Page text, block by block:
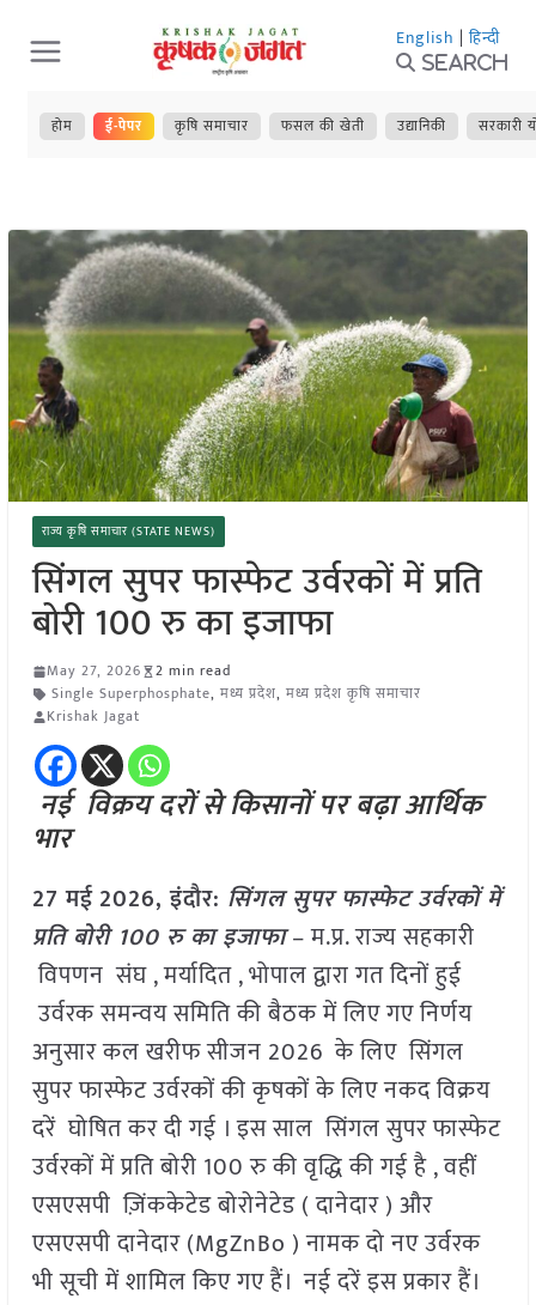
Skip
to
content
English | हिन्दी
Search
होम ई-पेपर कृषि समाचार फसल की खेती उद्यानिकी सरकारी
राज्य कृषि समाचार (STATE NEWS)
सिंगल सुपर फास्फेट उर्वरकों में प्रति
बोरी 100 रु का इजाफा
May 27, 2026
2 min read
Single Superphosphate, मध्य प्रदेश, मध्य प्रदेश कृषि समाचार
Krishak Jagat
नई विक्रय दरों से किसानों पर बढ़ा आर्थिक
भार
27 मई2026,इंदौर: सिंगल सुपर फास्फेट उर्वरकों में
प्रति बोरी 100 रु का इजाफा– म.प्र. राज्य सहकारी
विपणन संघ , मर्यादित , भोपाल द्वारा गत दिनों हुई
उर्वरक समन्वय समिति की बैठक में लिए गए निर्णय
अनुसार कल खरीफ सीजन 2026 के लिए सिंगल
सुपर फास्फेट उर्वरकों की कृषकों के लिए नकद विक्रय
दरें घोषित कर दी गई । इस साल सिंगल सुपर फास्फेट
उर्वरकों में प्रति बोरी 100 रु की वृद्धि की गई है , वहीं
एसएसपी ज़िंककेटेड बोरोनेटेड ( दानेदार ) और
एसएसपी दानेदार (MgZnBo ) नामक दो नए उर्वरक
भी सूची में शामिल किए गए हैं। नई दरें इस प्रकार हैं।